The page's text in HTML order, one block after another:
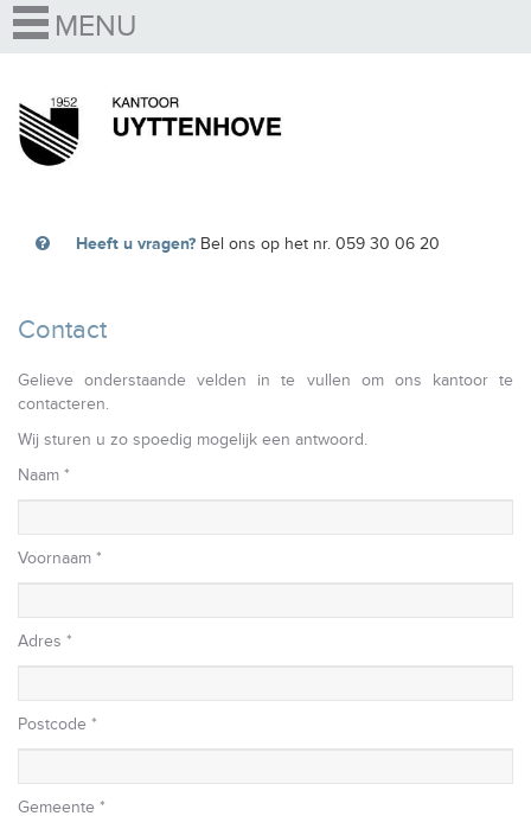
Heeft u vragen? Bel ons op het nr. 059 30 06 20
Contact
Gelieve onderstaande velden in te vullen om ons kantoor te
contacteren.
Wij sturen u zo spoedig mogelijk een antwoord.
Naam *
Voornaam *
Adres *
Postcode *
Gemeente *